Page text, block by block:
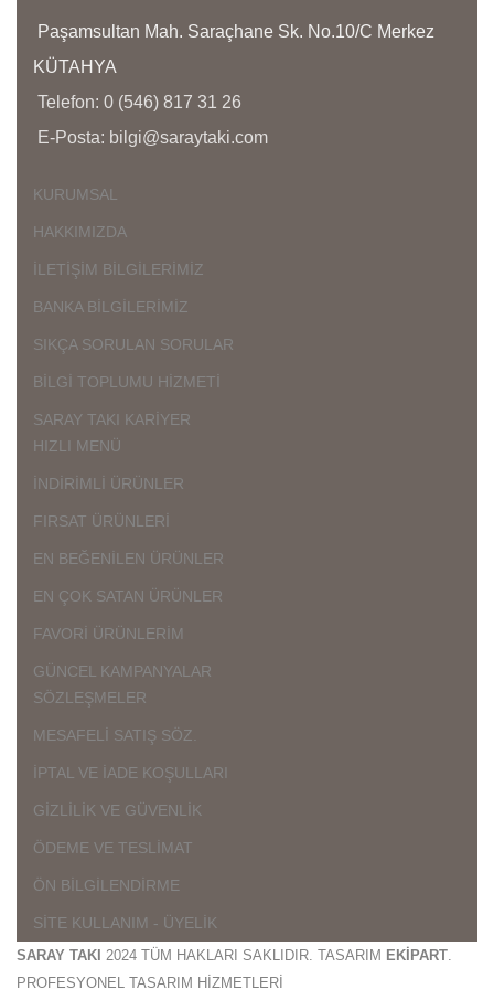
Paşamsultan Mah. Saraçhane Sk. No.10/C Merkez
KÜTAHYA
Telefon: 0 (546) 817 31 26
E-Posta: bilgi@saraytaki.com
KURUMSAL
HAKKIMIZDA
İLETİŞİM BİLGİLERİMİZ
BANKA BİLGİLERİMİZ
SIKÇA SORULAN SORULAR
BİLGİ TOPLUMU HİZMETİ
SARAY TAKI KARİYER
HIZLI MENÜ
İNDİRİMLİ ÜRÜNLER
FIRSAT ÜRÜNLERİ
EN BEĞENİLEN ÜRÜNLER
EN ÇOK SATAN ÜRÜNLER
FAVORİ ÜRÜNLERİM
GÜNCEL KAMPANYALAR
SÖZLEŞMELER
MESAFELİ SATIŞ SÖZ.
İPTAL VE İADE KOŞULLARI
GİZLİLİK VE GÜVENLİK
ÖDEME VE TESLİMAT
ÖN BİLGİLENDİRME
SİTE KULLANIM - ÜYELİK
SARAY TAKI 2024 TÜM HAKLARI SAKLIDIR. TASARIM EKİPART.
PROFESYONEL TASARIM HİZMETLERİ